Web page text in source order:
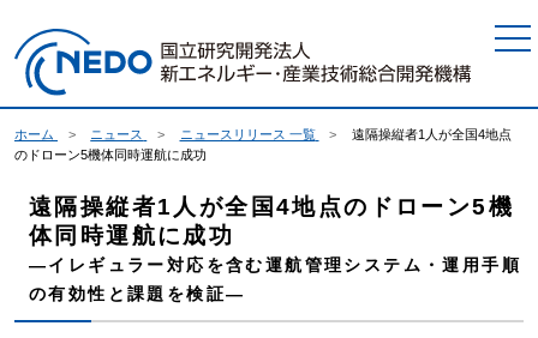
ホーム ニュース ニュースリリース 一覧
遠隔操縦者1人が全国4地点
のドローン5機体同時運航に成功
遠隔操縦者1人が全国4地点のドローン5機
体同時運航に成功
―イレギュラー対応を含む運航管理システム・運用手順
の有効性と課題を検証―